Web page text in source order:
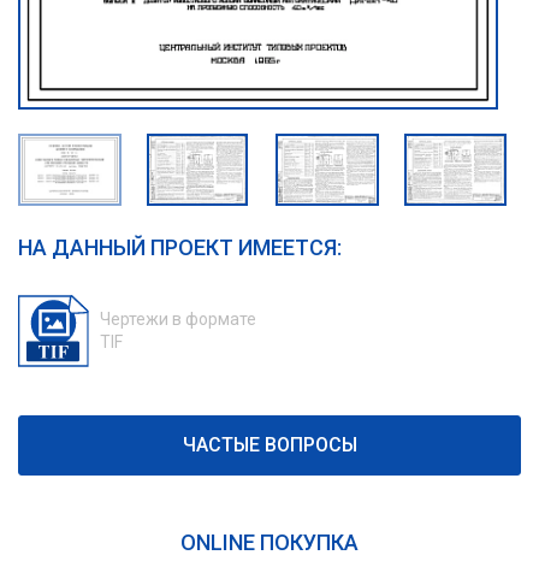
НА ДАННЫЙ ПРОЕКТ ИМЕЕТСЯ:
Чертежи в формате
TIF
ЧАСТЫЕ ВОПРОСЫ
ONLINE ПОКУПКА